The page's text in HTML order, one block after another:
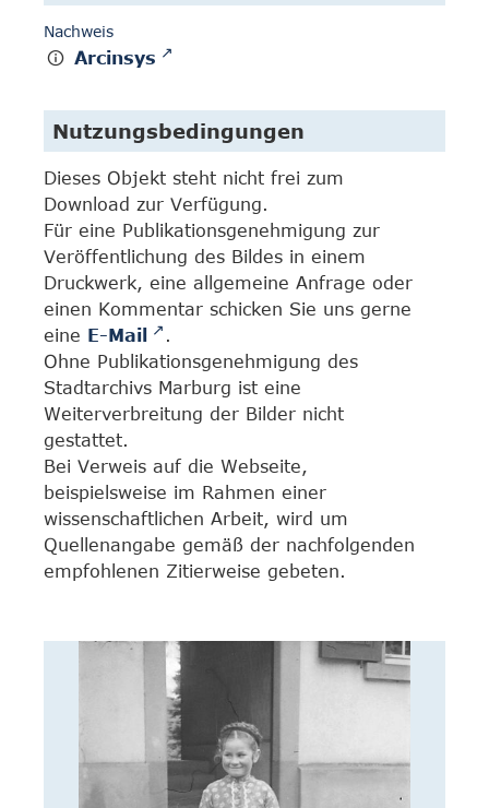
Nachweis
Arcinsys
Nutzungsbedingungen
Dieses Objekt steht nicht frei zum
Download zur Verfügung.
Für eine Publikationsgenehmigung zur
Veröffentlichung des Bildes in einem
Druckwerk, eine allgemeine Anfrage oder
einen Kommentar schicken Sie uns gerne
eine E-Mail
.
Ohne Publikationsgenehmigung des
Stadtarchivs Marburg ist eine
Weiterverbreitung der Bilder nicht
gestattet.
Bei Verweis auf die Webseite,
beispielsweise im Rahmen einer
wissenschaftlichen Arbeit, wird um
Quellenangabe gemäß der nachfolgenden
empfohlenen Zitierweise gebeten.